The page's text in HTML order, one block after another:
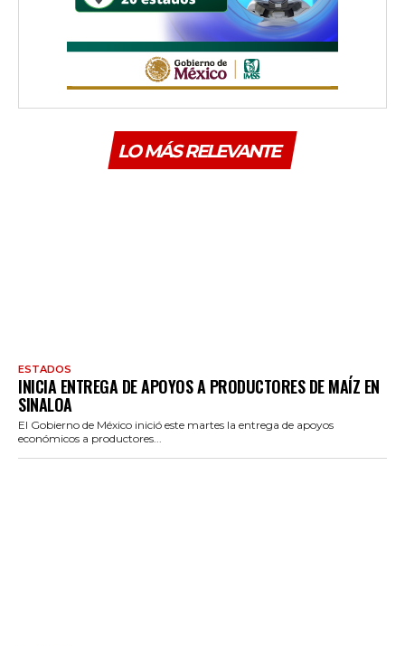
LO MÁS RELEVANTE
ESTADOS
INICIA ENTREGA DE APOYOS A PRODUCTORES DE MAÍZ EN
SINALOA
El Gobierno de México inició este martes la entrega de apoyos
económicos a productores...